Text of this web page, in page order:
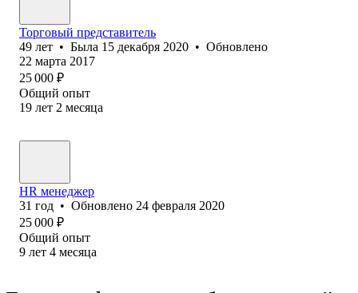
Торговый представитель
49 лет • Была 15 декабря 2020 • Обновлено
22 марта 2017
25 000 ₽
Общий опыт
19 лет 2 месяца
HR менеджер
31 год • Обновлено 24 февраля 2020
25 000 ₽
Общий опыт
9 лет 4 месяца